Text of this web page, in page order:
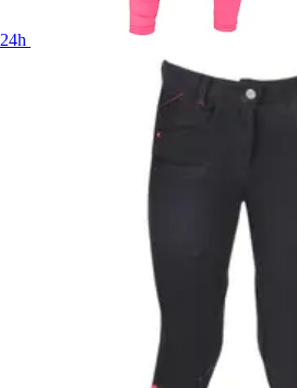
24h